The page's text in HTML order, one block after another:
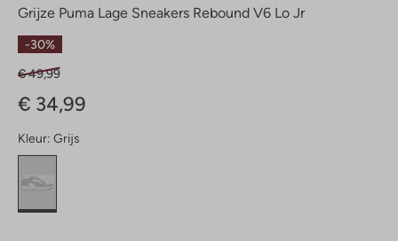
Grijze Puma Lage Sneakers Rebound V6 Lo Jr
-30%
€ 49,99
€ 34,99
Kleur: Grijs